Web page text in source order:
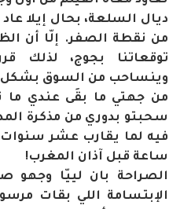
ديال السلعة، بحال إيلا
من نقطة الصفر. إلّا أن
توقعاتنا بجوج، لذلك
وينساحب من السوق بشكل
من جهتي ما بقَى عندي ما
سحبتو بدوري من مذكرة
فيه لما يقارب عشر
ساعة قبل آذان المغرب!
الصراحة بان لييّا
الإبتسامة اللي بقات